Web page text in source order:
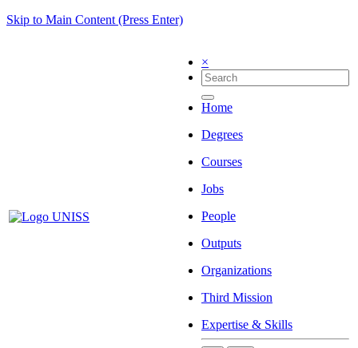
Skip to Main Content (Press Enter)
×
Home
Degrees
Courses
Jobs
People
Outputs
Organizations
Third Mission
Expertise & Skills